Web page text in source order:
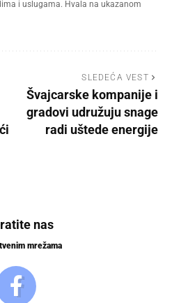
i uslugama. Hvala na ukazanom
SLEDEĆA VEST
Švajcarske kompanije i
gradovi udružuju snage
radi uštede energije
nas
mrežama